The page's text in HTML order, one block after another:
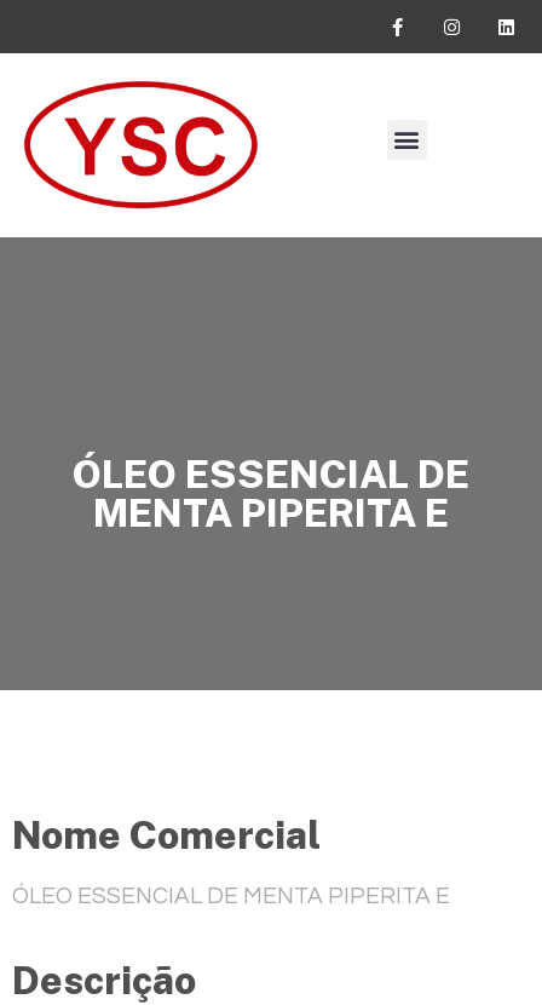
ÓLEO ESSENCIAL DE
MENTA PIPERITA E
Nome Comercial
ÓLEO ESSENCIAL DE MENTA PIPERITA E
Descrição